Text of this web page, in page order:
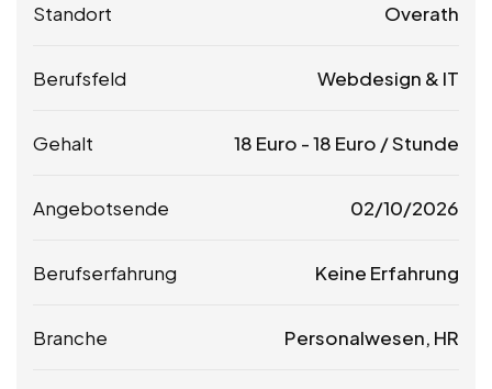
Standort Overath
Berufsfeld Webdesign & IT
Gehalt 18 Euro -18 Euro / Stunde
Angebotsende 02/10/2026
Berufserfahrung Keine Erfahrung
Branche Personalwesen, HR